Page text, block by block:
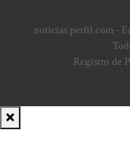
noticias.perfil.com -
Registro de